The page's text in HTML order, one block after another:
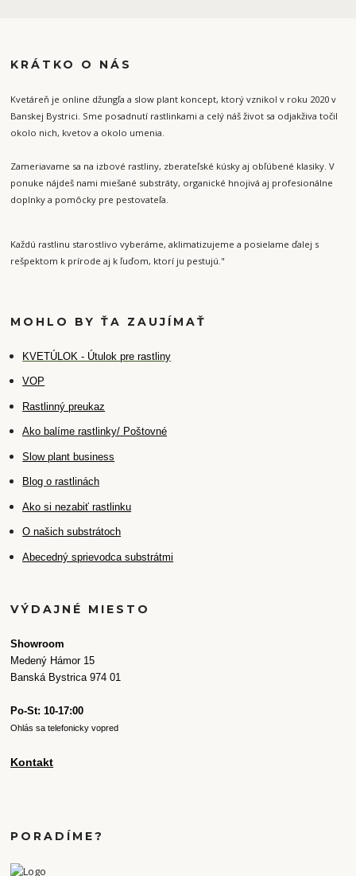
KRÁTKO O NÁS
Kvetáreň je online džungľa a slow plant koncept, ktorý vznikol v roku 2020 v
Banskej Bystrici. Sme posadnutí rastlinkami a celý náš život sa odjakživa točil
okolo nich, kvetov a okolo umenia.
Zameriavame sa na izbové rastliny, zberateľské kúsky aj obľúbené klasiky. V
ponuke nájdeš nami miešané substráty, organické hnojivá aj profesionálne
doplnky a pomôcky pre pestovateľa.
Každú rastlinu starostlivo vyberáme, aklimatizujeme a posielame ďalej s
rešpektom k prírode aj k ľuďom, ktorí ju pestujú."
MOHLO BY ŤA ZAUJÍMAŤ
KVETÚLOK - Útulok pre rastliny
VOP
Rastlinný preukaz
Ako balíme rastlinky/ Poštovné
Slow plant business
Blog o rastlinách
Ako si nezabiť rastlinku
O našich substrátoch
Abecedný sprievodca substrátmi
VÝDAJNÉ MIESTO
Showroom
Medený Hámor 15
Banská Bystrica 974 01
Po-St: 10-17:00
Ohlás sa telefonicky vopred
Kontakt
PORADÍME?